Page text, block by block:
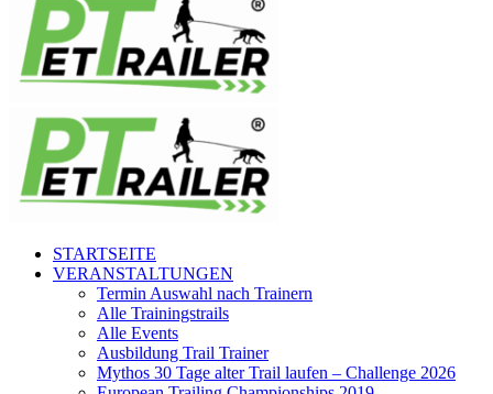
STARTSEITE
VERANSTALTUNGEN
Termin Auswahl nach Trainern
Alle Trainingstrails
Alle Events
Ausbildung Trail Trainer
Mythos 30 Tage alter Trail laufen – Challenge 2026